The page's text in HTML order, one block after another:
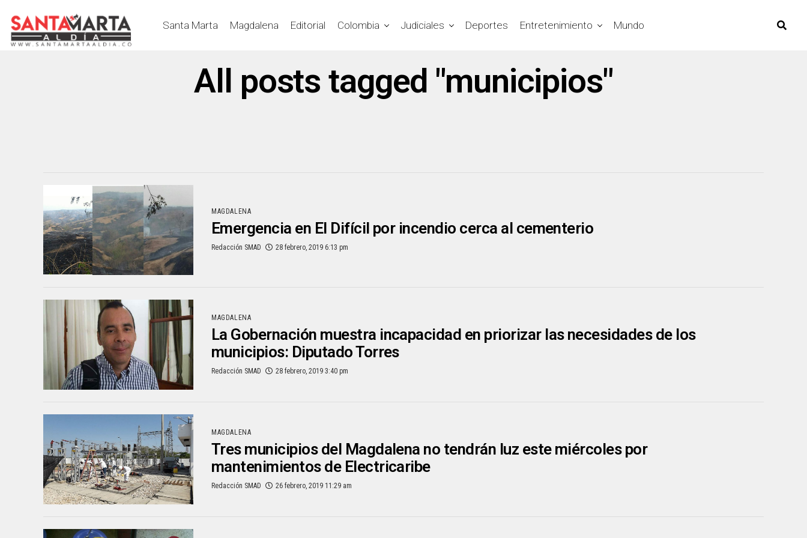
Santa Marta Magdalena Editorial Colombia Judiciales Deportes Entretenimiento Mundo
All posts tagged "municipios"
MAGDALENA
Emergencia en El Difícil por incendio cerca al cementerio
Redacción SMAD 28 febrero, 2019 6:13 pm
MAGDALENA
La Gobernación muestra incapacidad en priorizar las necesidades de los
municipios: Diputado Torres
Redacción SMAD 28 febrero, 2019 3:40 pm
MAGDALENA
Tres municipios del Magdalena no tendrán luz este miércoles por
mantenimientos de Electricaribe
Redacción SMAD 26 febrero, 2019 11:29 am